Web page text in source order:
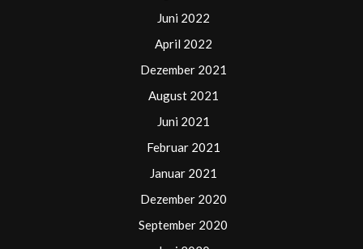
Juni 2022
April 2022
Dezember 2021
August 2021
Juni 2021
Februar 2021
Januar 2021
Dezember 2020
September 2020